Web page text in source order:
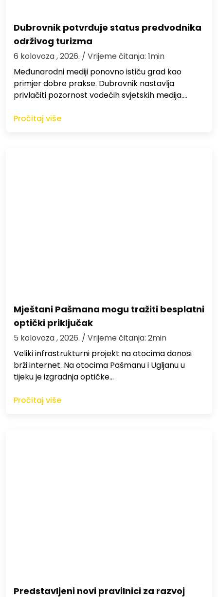
Dubrovnik potvrđuje status predvodnika
održivog turizma
6 kolovoza , 2026. / Vrijeme čitanja: 1min
Međunarodni mediji ponovno ističu grad kao
primjer dobre prakse. Dubrovnik nastavlja
privlačiti pozornost vodećih svjetskih medija.…
Pročitaj više
Mještani Pašmana mogu tražiti besplatni
optički priključak
5 kolovoza , 2026. / Vrijeme čitanja: 2min
Veliki infrastrukturni projekt na otocima donosi
brži internet. Na otocima Pašmanu i Ugljanu u
tijeku je izgradnja optičke…
Pročitaj više
Predstavljeni novi pravilnici za razvoj